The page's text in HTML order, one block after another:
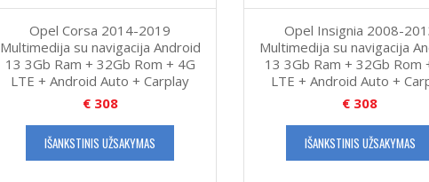
Opel Corsa 2014-2019
Multimedija su navigacija Android
13 3Gb Ram + 32Gb Rom + 4G
LTE + Android Auto + Carplay
€308
IŠANKSTINIS UŽSAKYMAS
Opel Insignia 2008-
Multimedija su navigacija
13 3Gb Ram + 32Gb Rom
LTE + Android Auto +
€ 308
IŠANKSTINIS UŽSAKYMAS